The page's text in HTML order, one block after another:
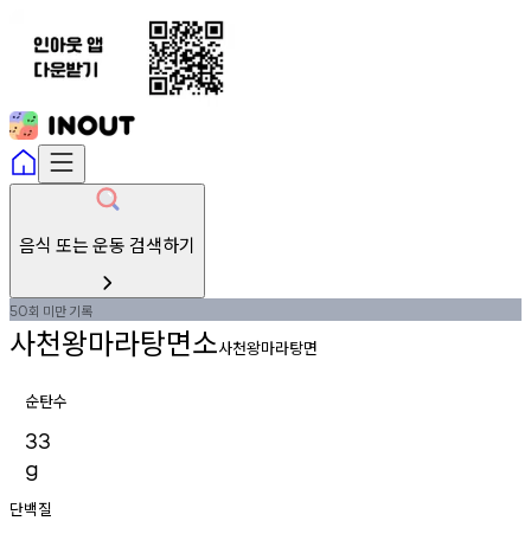
음식 또는 운동 검색하기
50회 미만기록
사천왕마라탕면소사천왕마라탕면
순탄수
33
g
단백질